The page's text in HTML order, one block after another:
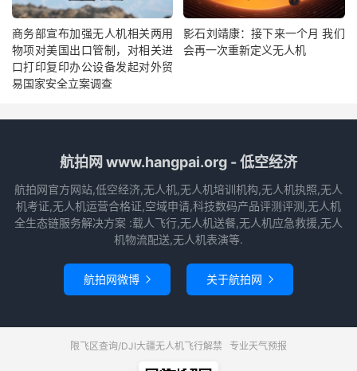
商务部宣布加强无人机相关两用
物项对美国出口管制，对相关进
口打印复印办公设备发起对外贸
易国家安全立案调查
影石刘靖康：接下来一个月 我们
会再一次重新定义无人机
航拍网 www.hangpai.org - 低空经济
航拍网官方网站,低空经济,无人机,无人机培训机构,无人机执照,无人
机考证,无人机运营合格证,空域申请,科技数码产品评测评测,无人机
全生态链服务解决方案 :载人飞行,无人机送餐,无人机应急救援,无人
机物流配送,无人机表演等.
航拍网微博  关于航拍网 
限飞区查询/DJI大疆无人机飞行解禁 专业天气预报